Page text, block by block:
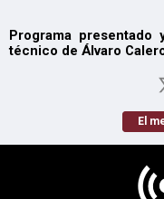
Programa
técnico de Álvaro
El